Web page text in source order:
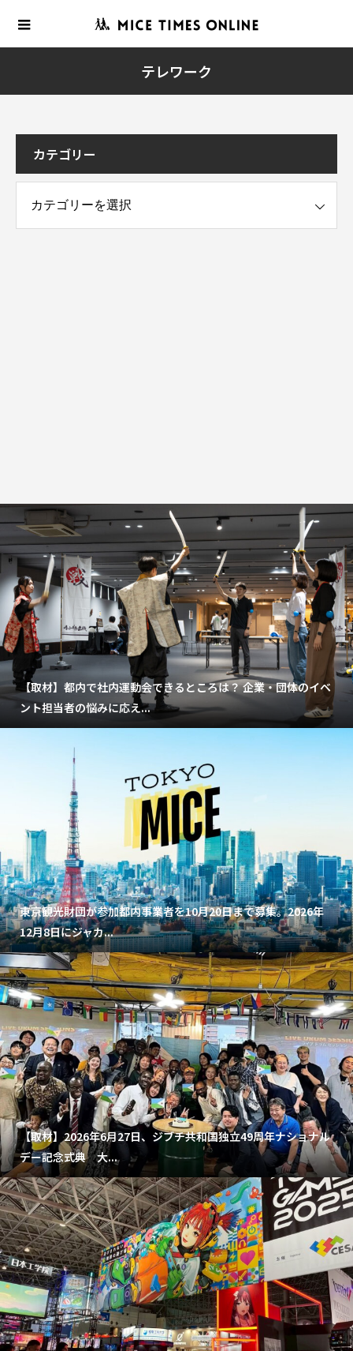
テレワーク
カテゴリー
【取材】都内で社内運動会できるところは？ 企業・団体のイベ
ント担当者の悩みに応え...
東京観光財団が参加都内事業者を10月20日まで募集。2026年
12月8日にジャカ...
【取材】2026年6月27日、ジブチ共和国独立49周年ナショナル
デー記念式典 大...